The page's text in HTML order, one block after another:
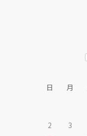
日
月
2
3